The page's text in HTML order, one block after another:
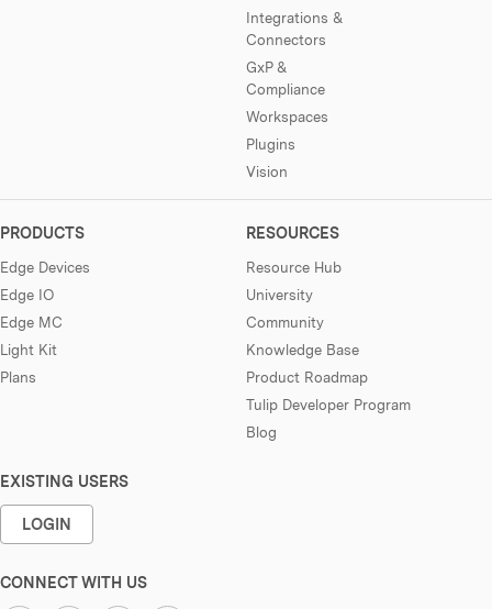
Integrations &
Connectors
GxP &
Compliance
Workspaces
Plugins
Vision
PRODUCTS
Edge Devices
Edge IO
Edge MC
Light Kit
Plans
RESOURCES
Resource Hub
University
Community
Knowledge Base
Product Roadmap
Tulip Developer Program
Blog
EXISTING USERS
LOGIN
CONNECT WITH US